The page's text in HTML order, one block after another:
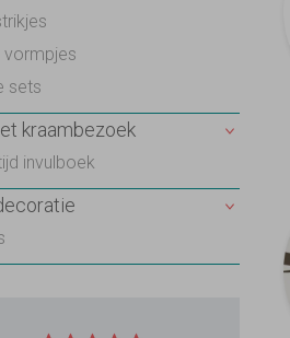
vormpjes
sets
kraambezoek
invulboek